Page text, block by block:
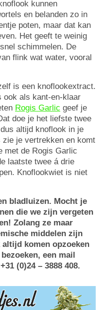
kunnen
en belanden zo in
poten, maar dat kan
Het geeft te weinig
schimmelen. De
flink wat water, vooral
is een knoflookextract.
ook als kant-en-klaar
Rogis Garlic geef je
doe je het liefste twee
altijd knoflook in je
zie je vertrekken en komt
met de Rogis Garlic
laatste twee á drie
Knoflookwiet is niet
bladluizen. Mocht je
die we zijn vergeten
Zolang ze maar
middelen zijn
komen opzoeken
bezoeken, een mail
(0)24 – 3888 408.